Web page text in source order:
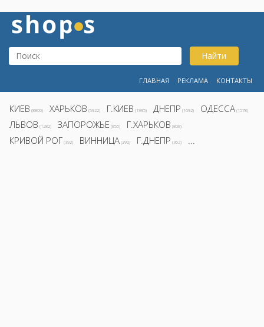
Найти
ГЛАВНАЯ РЕКЛАМА КОНТАКТЫ
КИЕВ (8800) ХАРЬКОВ (5922) Г.КИЕВ (1995) ДНЕПР (1692) ОДЕССА (1578)
ЛЬВОВ (1282) ЗАПОРОЖЬЕ (855) Г.ХАРЬКОВ (808)
КРИВОЙ РОГ (392) ВИННИЦА (390) Г.ДНЕПР (362) ...